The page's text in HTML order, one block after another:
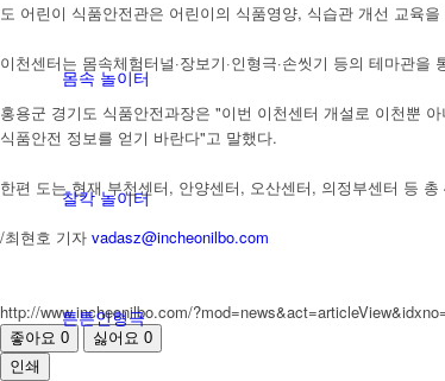
몸속 놀이터
찰칵 놀이터
튼튼인형극
도 어린이 식품안전관은 어린이의 식품영양, 식습관 개선 교육
이천센터는 몸속체험터널·장보기·인형극·손씻기 등의 테마관
홍용군 경기도 식품안전과장은 "이번 이천센터 개설로 이천뿐
식품안전 정보를 얻기 바란다"고 말했다.
한편 도는 현재 부천센터, 안양센터, 오산센터, 의정부센터 등
/최현호 기자 vadasz@incheonilbo.com
http://www.incheonilbo.com/
좋아요 0 싫어요 0
인쇄